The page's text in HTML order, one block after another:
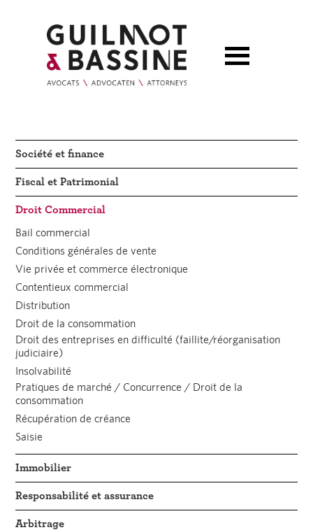
Société et finance
Fiscal et Patrimonial
Droit Commercial
Bail commercial
Conditions générales de vente
Vie privée et commerce électronique
Contentieux commercial
Distribution
Droit de la consommation
Droit des entreprises en difficulté (faillite/réorganisation
judiciaire)
Insolvabilité
Pratiques de marché / Concurrence / Droit de la
consommation
Récupération de créance
Saisie
Immobilier
Responsabilité et assurance
Arbitrage